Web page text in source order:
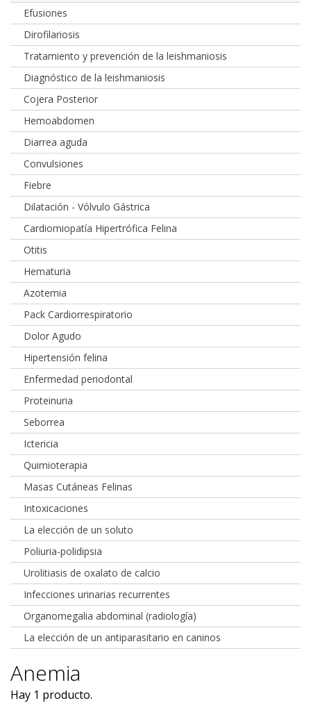
Efusiones
Dirofilariosis
Tratamiento y prevención de la leishmaniosis
Diagnóstico de la leishmaniosis
Cojera Posterior
Hemoabdomen
Diarrea aguda
Convulsiones
Fiebre
Dilatación - Vólvulo Gástrica
Cardiomiopatía Hipertrófica Felina
Otitis
Hematuria
Azotemia
Pack Cardiorrespiratorio
Dolor Agudo
Hipertensión felina
Enfermedad periodontal
Proteinuria
Seborrea
Ictericia
Quimioterapia
Masas Cutáneas Felinas
Intoxicaciones
La elección de un soluto
Poliuria-polidipsia
Urolitiasis de oxalato de calcio
Infecciones urinarias recurrentes
Organomegalia abdominal (radiología)
La elección de un antiparasitario en caninos
Anemia
Hay 1 producto.